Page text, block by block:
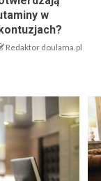
w
Redaktor doulama.pl